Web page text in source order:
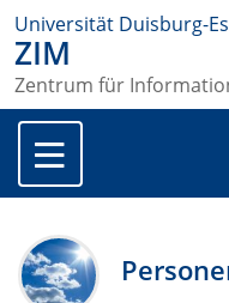
Universität Duisburg-
ZIM
Zentrum für